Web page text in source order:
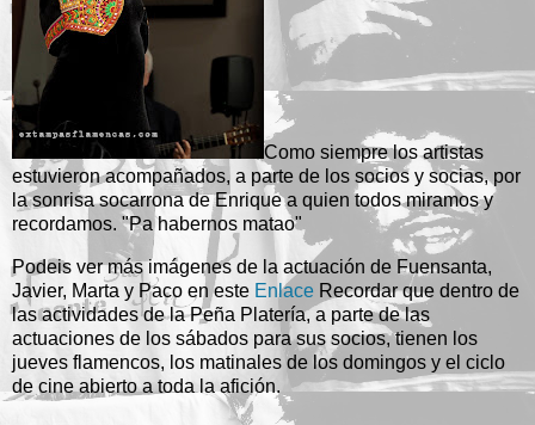
Como siempre los artistas
estuvieron acompañados, a parte de los socios y socias, por
la sonrisa socarrona de Enrique a quien todos miramos y
recordamos. "Pa habernos matao"
Podeis ver más imágenes de la actuación de Fuensanta,
Javier, Marta y Paco en este Enlace Recordar que dentro de
las actividades de la Peña Platería, a parte de las
actuaciones de los sábados para sus socios, tienen los
jueves flamencos, los matinales de los domingos y el ciclo
de cine abierto a toda la afición.